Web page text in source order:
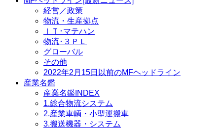
経営／政策
物流・生産拠点
ＩＴ･マテハン
物流･３ＰＬ
グローバル
その他
2022年2月15日以前のMFヘッドライン
産業名鑑
産業名鑑INDEX
1.総合物流システム
2.産業車輌・小型運搬車
3.搬送機器・システム